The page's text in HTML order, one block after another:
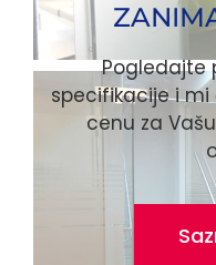
Pogledajte
specifikacije i
cenu za